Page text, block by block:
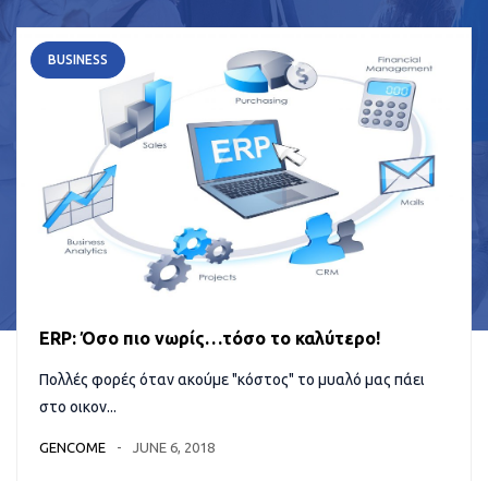
BUSINESS
ERP: Όσο πιο νωρίς…τόσο το καλύτερο!
Πολλές φορές όταν ακούμε "κόστος" το μυαλό μας πάει
στο οικον...
GENCOME JUNE 6, 2018